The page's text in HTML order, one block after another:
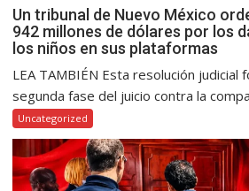
Un tribunal de Nuevo México
942 millones de dólares por los
los niños en sus plataformas
LEA TAMBIÉN Esta resolución judicial
segunda fase del juicio contra la
Uncategorized